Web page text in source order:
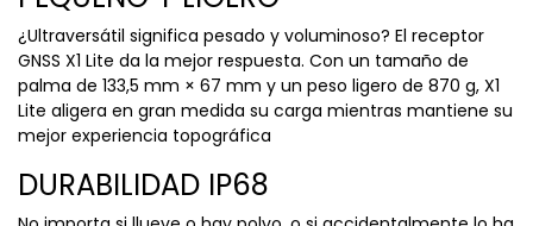
¿Ultraversátil significa pesado y voluminoso? El receptor
GNSS X1 Lite da la mejor respuesta. Con un tamaño de
palma de 133,5 mm × 67 mm y un peso ligero de 870 g, X1
Lite aligera en gran medida su carga mientras mantiene su
mejor experiencia topográfica
DURABILIDAD IP68